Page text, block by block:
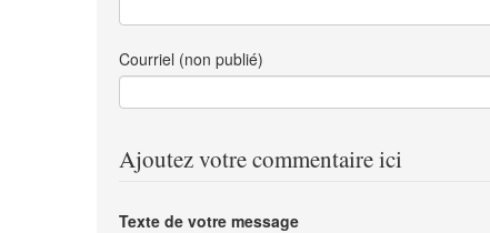
Courriel (non publié)
Ajoutez votre commentaire ici
Texte de votre message